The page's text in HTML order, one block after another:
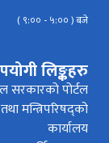
( ९:०० - ५:०० ) बजे
लिङ्कहरु
सरकारको पोर्टल
तथा मन्त्रिपरिषद्को
कार्यालय